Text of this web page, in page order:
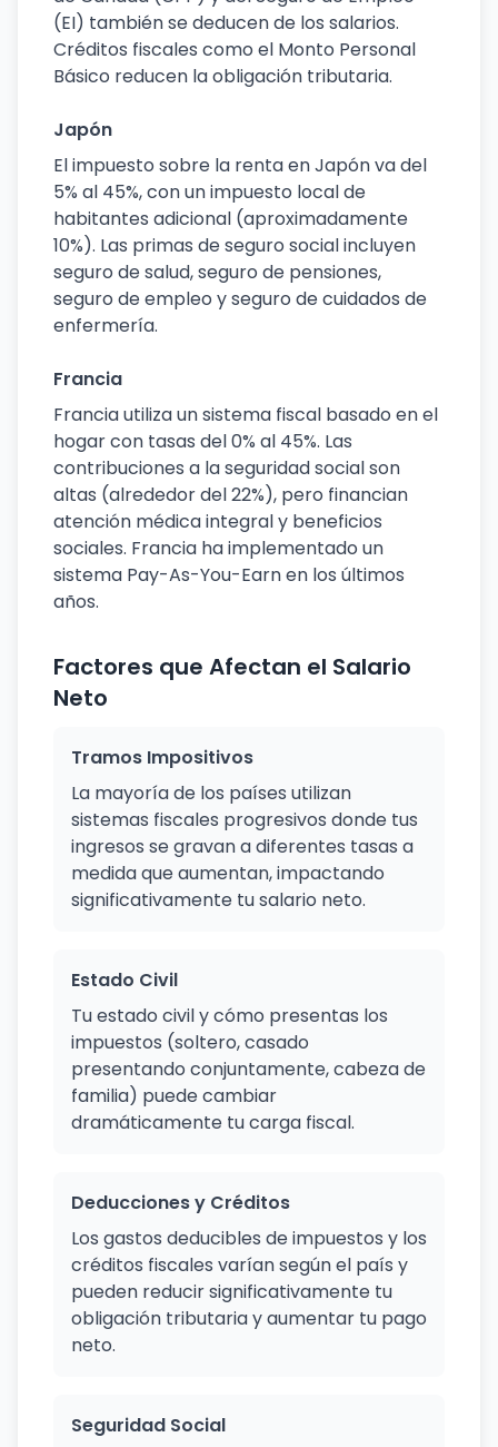
(EI) también se deducen de los salarios.
Créditos fiscales como el Monto Personal
Básico reducen la obligación tributaria.
Japón
El impuesto sobre la renta en Japón va del
5% al 45%, con un impuesto local de
habitantes adicional (aproximadamente
10%). Las primas de seguro social incluyen
seguro de salud, seguro de pensiones,
seguro de empleo y seguro de cuidados de
enfermería.
Francia
Francia utiliza un sistema fiscal basado en el
hogar con tasas del 0% al 45%. Las
contribuciones a la seguridad social son
altas (alrededor del 22%), pero financian
atención médica integral y beneficios
sociales. Francia ha implementado un
sistema Pay-As-You-Earn en los últimos
años.
Factores que Afectan el Salario
Neto
Tramos Impositivos
La mayoría de los países utilizan
sistemas fiscales progresivos donde tus
ingresos se gravan a diferentes tasas a
medida que aumentan, impactando
significativamente tu salario neto.
Estado Civil
Tu estado civil y cómo presentas los
impuestos (soltero, casado
presentando conjuntamente, cabeza de
familia) puede cambiar
dramáticamente tu carga fiscal.
Deducciones y Créditos
Los gastos deducibles de impuestos y los
créditos fiscales varían según el país y
pueden reducir significativamente tu
obligación tributaria y aumentar tu pago
neto.
Seguridad Social